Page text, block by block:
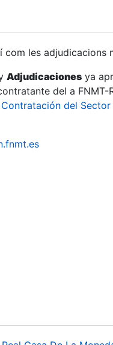
les adjudicacions
Adjudicaciones ya
del a FNMT-
del Sector